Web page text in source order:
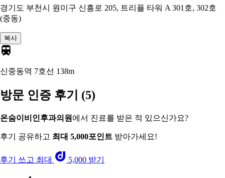
경기도 부천시 원미구 신흥로 205, 트리플 타워 A 301호, 302호
(중동)
복사
신중동역 7호선 138m
방문 인증 후기 (5)
온숨이비인후과의원 에서 진료를 받은 적 있으신가요?
후기 공유하고 최대 5,000포인트 받아가세요!
후기 쓰고 최대 5,000 받기